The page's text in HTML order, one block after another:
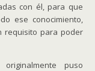
con él, para que
ese conocimiento,
requisito para poder
puso